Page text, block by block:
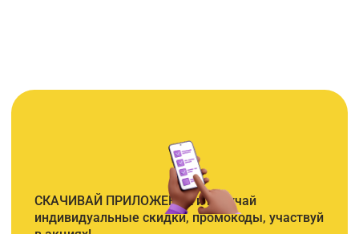
СКАЧИВАЙ ПРИЛОЖЕНИЕ и получай
индивидуальные скидки, промокоды, участвуй